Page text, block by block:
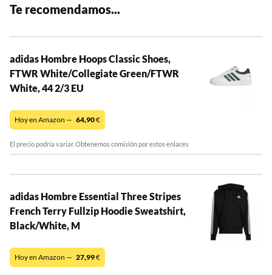
Te recomendamos...
adidas Hombre Hoops Classic Shoes,
FTWR White/Collegiate Green/FTWR
White, 44 2/3 EU
Hoy en Amazon — 64,90€
El precio podría variar. Obtenemos comisión por estos enlaces
adidas Hombre Essential Three Stripes
French Terry Fullzip Hoodie Sweatshirt,
Black/White, M
Hoy en Amazon — 27,99€